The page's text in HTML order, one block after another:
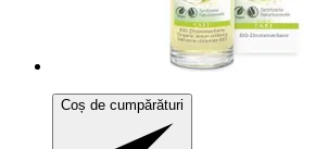
Coș de cumpărături